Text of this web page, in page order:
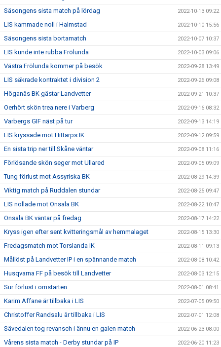
Säsongens sista match på lördag 2022-10-13 09:22
LIS kammade noll i Halmstad 2022-10-10 15:56
Säsongens sista bortamatch 2022-10-07 10:37
LIS kunde inte rubba Frölunda 2022-10-03 09:06
Västra Frölunda kommer på besök 2022-09-28 13:49
LIS säkrade kontraktet i division 2 2022-09-26 09:08
Höganäs BK gästar Landvetter 2022-09-21 10:37
Oerhört skön trea nere i Varberg 2022-09-16 08:32
Varbergs GIF näst på tur 2022-09-13 14:19
LIS kryssade mot Hittarps IK 2022-09-12 09:59
En sista trip ner till Skåne väntar 2022-09-08 11:16
Förlösande skön seger mot Ullared 2022-09-05 09:09
Tung förlust mot Assyriska BK 2022-08-29 14:39
Viktig match på Ruddalen stundar 2022-08-25 09:47
LIS nollade mot Onsala BK 2022-08-22 10:47
Onsala BK väntar på fredag 2022-08-17 14:22
Kryss igen efter sent kvitteringsmål av hemmalaget 2022-08-15 13:30
Fredagsmatch mot Torslanda IK 2022-08-11 09:13
Mållöst på Landvetter IP i en spännande match 2022-08-08 10:42
Husqvarna FF på besök till Landvetter 2022-08-03 12:15
Sur förlust i omstarten 2022-08-01 08:41
Karim Affane är tillbaka i LIS 2022-07-05 09:50
Christoffer Randsalu är tillbaka i LIS 2022-07-01 12:08
Sävedalen tog revansch i ännu en galen match 2022-06-23 08:00
Vårens sista match - Derby stundar på IP 2022-06-20 11:23